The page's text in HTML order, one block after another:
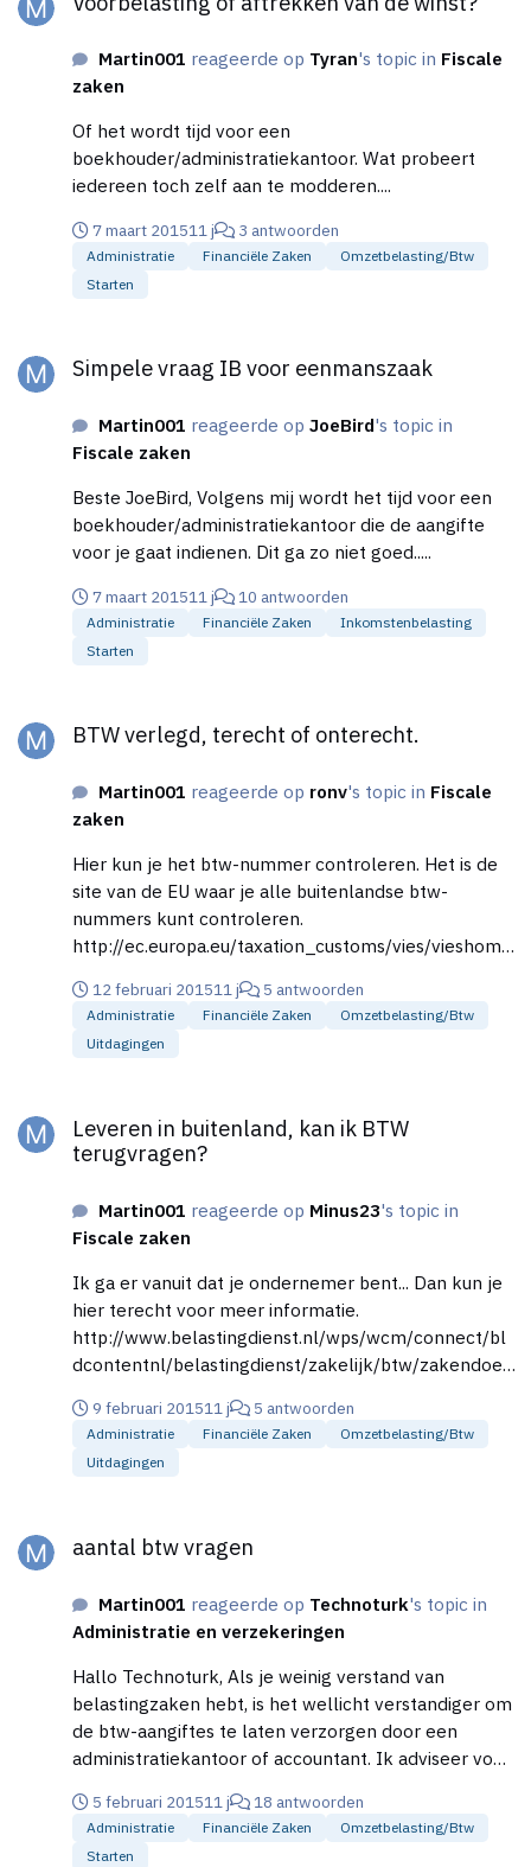
Martin001 reageerde op Tyran's topic in Fiscale
zaken
Of het wordt tijd voor een
boekhouder/administratiekantoor. Wat probeert
iedereen toch zelf aan te modderen....
7 maart 201511 j 3 antwoorden
Administratie Financiële Zaken
Omzetbelasting/btw
Starten
Simpele vraag IB voor eenmanszaak
Martin001 reageerde opJoeBird's topic in
Fiscale zaken
Beste JoeBird, Volgens mij wordt het tijd voor een
boekhouder/administratiekantoor die de aangifte
voor je gaat indienen. Dit ga zo niet goed.....
7 maart 201511 j 10 antwoorden
Administratie Financiële Zaken
Inkomstenbelasting
Starten
BTW verlegd, terecht of onterecht.
Martin001 reageerde op ronv's topic in Fiscale
zaken
Hier kun je het btw-nummer controleren. Het is de
site van de EU waar je alle buitenlandse btw-
nummers kunt controleren.
http://ec.europa.eu/taxation_customs/vies/vieshome.
een uitdraai maken en in je administratie bewaren.
12 februari 201511 j 5 antwoorden
Administratie Financiële Zaken
Omzetbelasting/btw
Uitdagingen
Leveren in buitenland, kan ik BTW
terugvragen?
Martin001 reageerde op Minus23's topic in
Fiscale zaken
Ik ga er vanuit dat je ondernemer bent... Dan kun je
hier terecht voor meer informatie.
http://www.belastingdienst.nl/wps/wcm/connect/bl
dcontentnl/belastingdienst/zakelijk/btw/zakendoen
itenland/btw_terugvragen_uit_andere_eu_landen
9 februari 201511 j 5 antwoorden
Administratie Financiële Zaken
Omzetbelasting/btw
Uitdagingen
aantal btw vragen
Martin001 reageerde op Technoturk's topic in
Administratie en verzekeringen
Hallo Technoturk, Als je weinig verstand van
belastingzaken hebt, is het wellicht verstandiger om
de btw-aangiftes te laten verzorgen door een
administratiekantoor of accountant. Ik adviseer voor
met iemand die je op alle gebied goed kan
adviseren.
5 februari 201511 j 18 antwoorden
Administratie Financiële Zaken
Omzetbelasting/btw
Starten